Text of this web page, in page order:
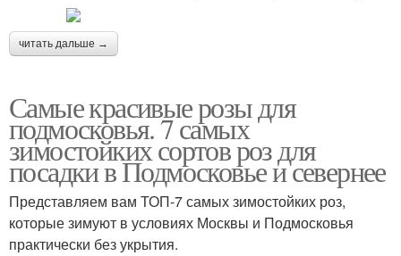
читать дальше →
Самые красивые розы для
подмосковья. 7 самых
зимостойких сортов роз для
посадки в Подмосковье и севернее
Представляем вам ТОП-7 самых зимостойких роз,
которые зимуют в условиях Москвы и Подмосковья
практически без укрытия.